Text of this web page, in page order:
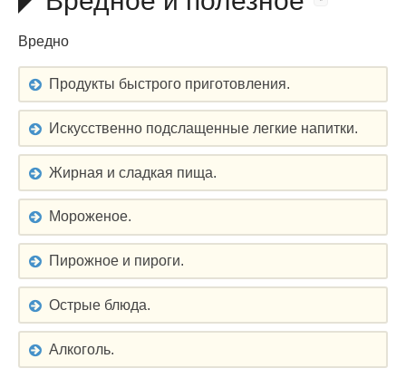
Вредно
Продукты быстрого приготовления.
Искусственно подслащенные легкие напитки.
Жирная и сладкая пища.
Мороженое.
Пирожное и пироги.
Острые блюда.
Алкоголь.